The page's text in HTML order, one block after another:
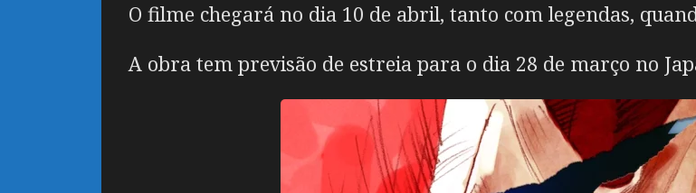
O filme chegará no dia 10 de abril, tanto com legendas,
A obra tem previsão de estreia para o dia 28 de março no